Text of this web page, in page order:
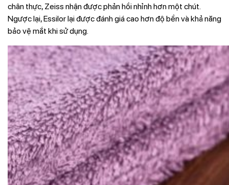
chân thực, Zeiss nhận được phản hồi nhỉnh hơn một chút.
Ngược lại, Essilor lại được đánh giá cao hơn độ bền và khả năng
bảo vệ mắt khi sử dụng.